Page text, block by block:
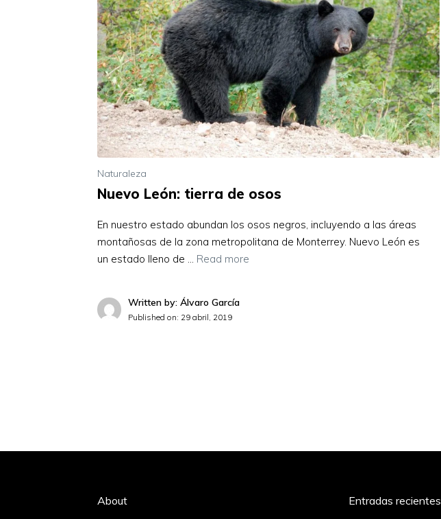
Naturaleza
Nuevo León: tierra de osos
En nuestro estado abundan los osos negros, incluyendo a las áreas
montañosas de la zona metropolitana de Monterrey. Nuevo León es
un estado lleno de … Read more
Written by: Álvaro García
Published on: 29 abril, 2019
About Entradas recientes